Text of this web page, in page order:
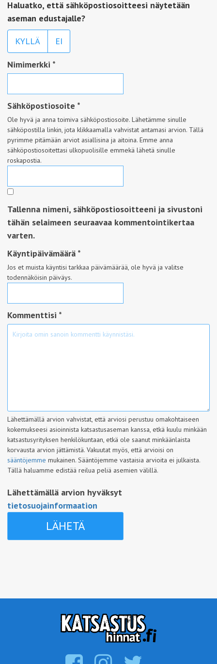
Haluatko, että sähköpostiosoitteesi näytetään
aseman edustajalle?
KYLLÄ EI
Nimimerkki *
Sähköpostiosoite *
Ole hyvä ja anna toimiva sähköpostiosoite. Lähetämme sinulle
sähköpostilla linkin, jota klikkaamalla vahvistat antamasi arvion. Tällä
pyrimme pitämään arviot asiallisina ja aitoina. Emme anna
sähköpostiosoitettasi ulkopuolisille emmekä lähetä sinulle
roskapostia.
Tallenna nimeni, sähköpostiosoitteeni ja sivustoni
tähän selaimeen seuraavaa kommentointikertaa
varten.
Käyntipäivämäärä *
Jos et muista käyntisi tarkkaa päivämäärää, ole hyvä ja valitse
todennäköisin päiväys.
Kommenttisi *
Lähettämällä arvion vahvistat, että arviosi perustuu omakohtaiseen
kokemukseesi asioinnista katsastusaseman kanssa, etkä kuulu minkään
katsastusyrityksen henkilökuntaan, etkä ole saanut minkäänlaista
korvausta arvion jättämistä. Vakuutat myös, että arvioisi on
sääntöjemme mukainen. Sääntöjemme vastaisia arvioita ei julkaista.
Tällä haluamme edistää reilua peliä asemien välillä.
Lähettämällä arvion hyväksyt
tietosuojainformaation